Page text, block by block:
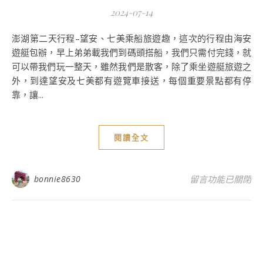
2024-07-14
澎湖第二天行程–望安、七美乘船旅遊趣，這次的行程由海安
遊艇包辦，早上弟弟載我們到碼頭搭船，我們只需付完錢，就
可以帶我們玩一整天，雖然我們是散客，除了乘坐遊艇旅遊之
外，到達望安及七美都有遊覽車接送，每個重要景點都有停
靠，讓...
閱讀全文
bonnie8630 在〈澎湖旅遊第
留言功能已關閉